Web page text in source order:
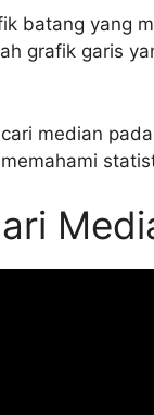
batang yang
grafik garis
median